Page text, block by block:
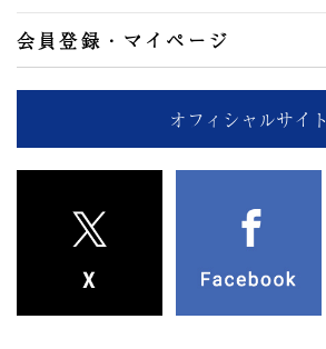
会員登録・マイページ
オフィシャルサイト